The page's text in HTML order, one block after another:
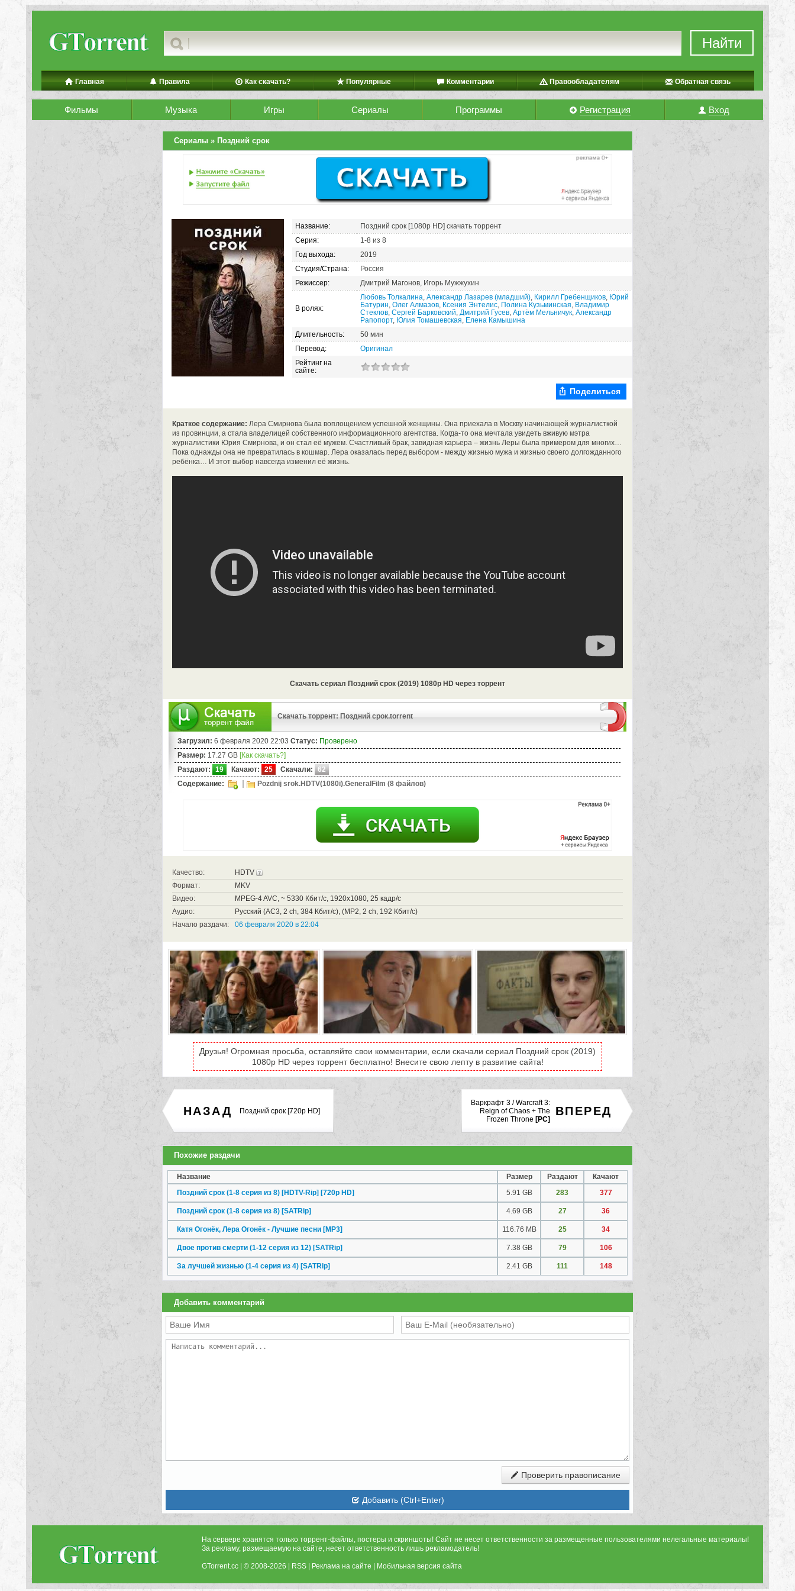
Найти
Главная Правила Как скачать? Популярные Комментарии Правообладателям Обратная связь
Фильмы Музыка Игры Сериалы Программы Регистрация Вход
Сериалы » Поздний срок
Название:
Поздний срок [1080p HD] скачать торрент
Серия:
1-8 из 8
Год выхода:
2019
Студия/Страна:
Россия
Режиссер:
Дмитрий Магонов, Игорь Мужжухин
В ролях:
Любовь Толкалина, Александр Лазарев (младший), Кирилл Гребенщиков, Юрий
Батурин, Олег Алмазов, Ксения Энтелис, Полина Кузьминская, Владимир
Стеклов, Сергей Барковский, Дмитрий Гусев, Артём Мельничук, Александр
Рапопорт, Юлия Томашевская, Елена Камышина
Длительность:
50 мин
Перевод:
Оригинал
Рейтинг на
сайте:
Поделиться
Краткое содержание: Лера Смирнова была воплощением успешной женщины. Она приехала в Москву начинающей журналисткой
из провинции, а стала владелицей собственного информационного агентства. Когда-то она мечтала увидеть вживую мэтра
журналистики Юрия Смирнова, и он стал её мужем. Счастливый брак, завидная карьера – жизнь Леры была примером для многих…
Пока однажды она не превратилась в кошмар. Лера оказалась перед выбором - между жизнью мужа и жизнью своего долгожданного
ребёнка… И этот выбор навсегда изменил её жизнь.
Скачать сериал Поздний срок (2019) 1080p HD через торрент
Скачать торрент: Поздний срок.torrent
Загрузил: 6 февраля 2020 22:03 Статус: Проверено
Размер: 17.27 GB [Как скачать?]
Раздают:
19 Качают: 25 Скачали:
62
Содержание:
Pozdnij srok.HDTV(1080i).GeneralFilm (8 файлов)
Качество:
HDTV
Формат:
MKV
Видео:
MPEG-4 AVC, ~ 5330 Кбит/с, 1920x1080, 25 кадр/с
Аудио:
Русский (AC3, 2 ch, 384 Кбит/с), (MP2, 2 ch, 192 Кбит/с)
Начало раздачи:
06 февраля 2020 в 22:04
Друзья! Огромная просьба, оставляйте свои комментарии, если скачали сериал Поздний срок (2019)
1080p HD через торрент бесплатно! Внесите свою лепту в развитие сайта!
НАЗАД Поздний срок [720p HD] ВПЕРЕД
Варкрафт 3 / Warcraft 3:
Reign of Chaos + The
Frozen Throne [PC]
Похожие раздачи
Название Размер Раздают
Качают
Поздний срок (1-8 серия из 8) [HDTV-Rip] [720p HD]
5.91 GB 283 377
Поздний срок (1-8 серия из 8) [SATRip] 4.69 GB 27 36
Катя Огонёк, Лера Огонёк - Лучшие песни [MP3] 116.76 MB 25 34
Двое против смерти (1-12 серия из 12) [SATRip] 7.38 GB 79 106
За лучшей жизнью (1-4 серия из 4) [SATRip] 2.41 GB 111 148
Добавить комментарий
Проверить правописание
Добавить (Ctrl+Enter)
На сервере хранятся только торрент-файлы, постеры и скриншоты! Сайт не несет ответственности за размещенные пользователями нелегальные материалы!
За рекламу, размещаемую на сайте, несет ответственность лишь рекламодатель!
GTorrent.cc | © 2008-2026 | RSS | Реклама на сайте | Мобильная версия сайта